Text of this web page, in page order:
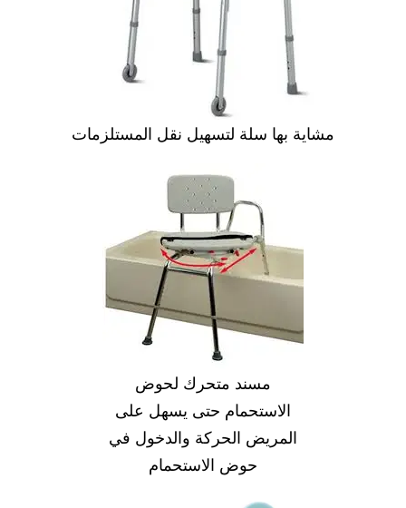
مشاية بها سلة لتسهيل نقل المستلزمات
مسند متحرك لحوض
الاستحمام حتى يسهل على
المريض الحركة والدخول في
حوض الاستحمام